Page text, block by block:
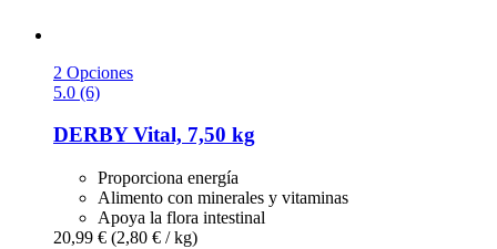
2 Opciones
5.0 (6)
DERBYVital, 7,50 kg
Proporciona energía
Alimento con minerales y vitaminas
Apoya la flora intestinal
20,99 € (2,80 € / kg)